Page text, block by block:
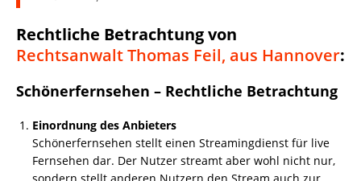
Rechtliche Betrachtung von
Rechtsanwalt Thomas Feil, aus Hannover:
Schönerfernsehen – Rechtliche Betrachtung
Einordnung des Anbieters
Schönerfernsehen stellt einen Streamingdienst für live
Fernsehen dar. Der Nutzer streamt aber wohl nicht nur,